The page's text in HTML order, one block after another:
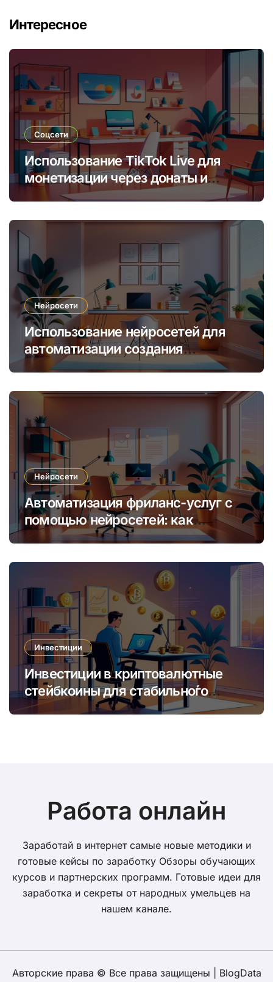
Интересное
Соцсети
Использование TikTok Live для
монетизации через донаты и
платные подписки
Нейросети
Использование нейросетей для
автоматизации создания
уникальных интернет-курсов и
Нейросети
Автоматизация фриланс-услуг с
помощью нейросетей: как
увеличить доход и сократить
Инвестиции
Инвестиции в криптовалютные
стейбкоины для стабильно́го
онлайн-заработка в условиях
Работа онлайн
Заработай в интернет самые новые методики и
готовые кейсы по заработку Обзоры обучающих
курсов и партнерских программ. Готовые идеи для
заработка и секреты от народных умельцев на
нашем канале.
Авторские права © Все права защищены BlogData